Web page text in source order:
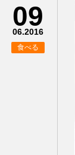
09
06.2016
食べる